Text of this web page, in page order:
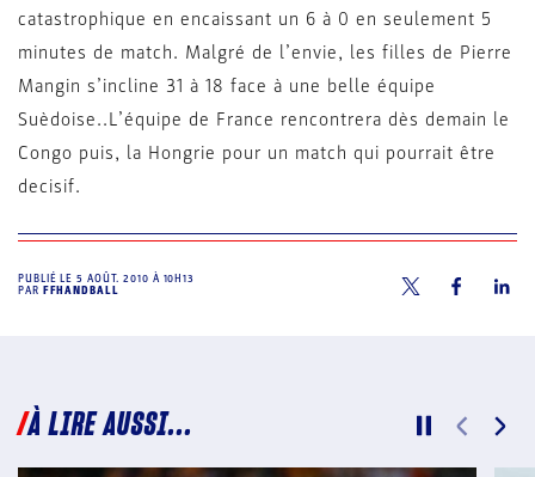
catastrophique en encaissant un 6 à 0 en seulement 5
minutes de match. Malgré de l’envie, les filles de Pierre
Mangin s’incline 31 à 18 face à une belle équipe
Suèdoise..L’équipe de France rencontrera dès demain le
Congo puis, la Hongrie pour un match qui pourrait être
decisif.
PUBLIÉ LE5 AOÛT. 2010 À 10H13
PAR FFHANDBALL
À LIRE AUSSI...